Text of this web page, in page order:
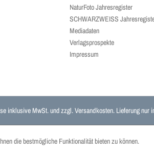
NaturFoto Jahresregister
SCHWARZWEISS
Mediadaten
Verlagsprospekte
Impressum
inklusive MwSt. und zzgl.Versandkosten. Lieferung nur
die bestmögliche Funktionalität bieten zu können.